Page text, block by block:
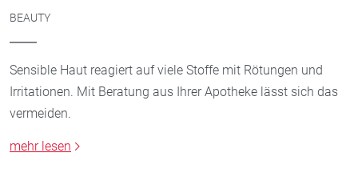
BEAUTY
Sensible Haut reagiert auf viele Stoffe mit Rötungen und
Irritationen. Mit Beratung aus Ihrer Apotheke lässt sich das
vermeiden.
mehr lesen